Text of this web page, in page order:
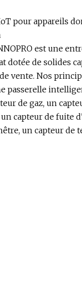
pour appareils
est une
dotée de solides
vente. Nos
passerelle
de gaz, un
capteur de fuite
un capteur de